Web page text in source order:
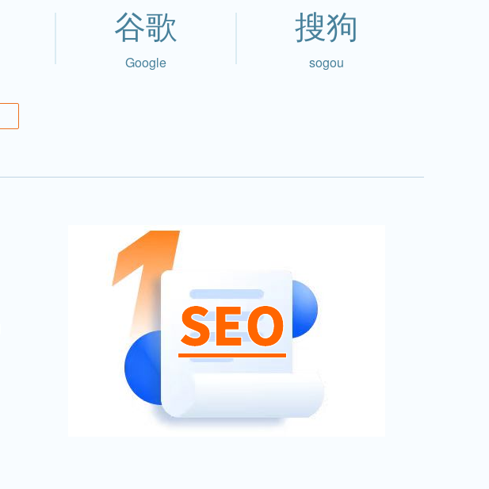
谷歌
Google
搜狗
sogou